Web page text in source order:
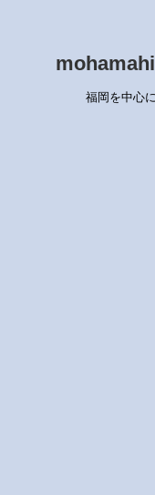
福岡を中心